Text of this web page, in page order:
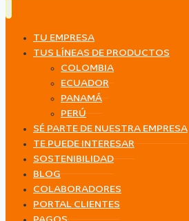
TU EMPRESA
TUS LÍNEAS DE PRODUCTOS
COLOMBIA
ECUADOR
PANAMÁ
PERÚ
SÉ PARTE DE NUESTRA EMPRESA
TE PUEDE INTERESAR
SOSTENIBILIDAD
BLOG
COLABORADORES
PORTAL CLIENTES